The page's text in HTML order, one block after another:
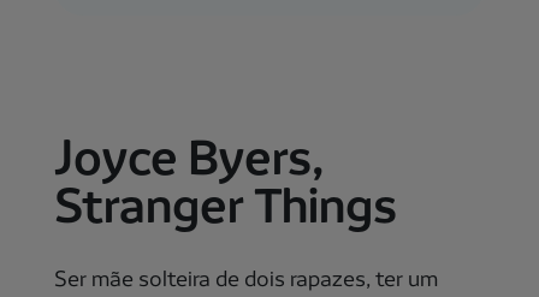
Joyce Byers,
Stranger Things
Ser mãe solteira de dois rapazes, ter um